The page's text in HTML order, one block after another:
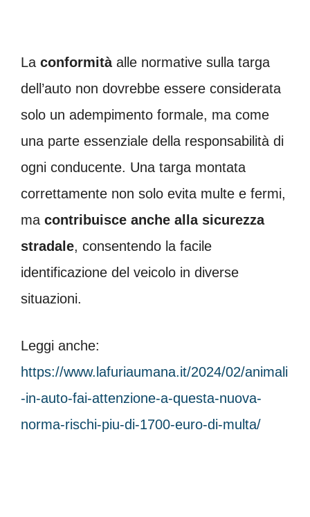
La conformitàalle normative sulla targa
dell’auto non dovrebbe essere considerata
solo un adempimento formale, ma come
una parte essenziale della responsabilità di
ogni conducente. Una targa montata
correttamente non solo evita multe e fermi,
ma contribuisce anche alla sicurezza
stradale, consentendo la facile
identificazione del veicolo in diverse
situazioni.
Leggi anche:
https://www.lafuriaumana.it/2024/02/animali
-in-auto-fai-attenzione-a-questa-nuova-
norma-rischi-piu-di-1700-euro-di-multa/